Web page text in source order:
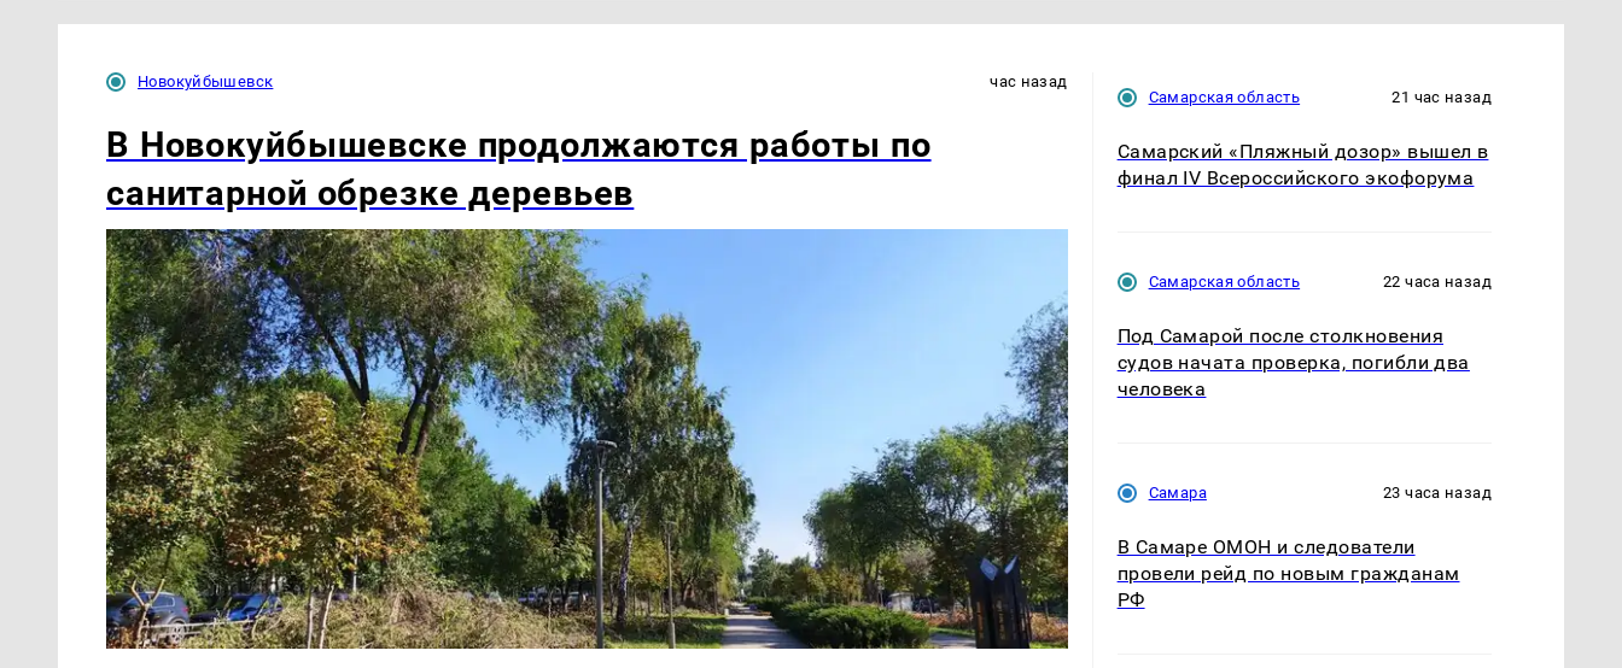
Новокуйбышевск час назад
В Новокуйбышевске продолжаются работы по
санитарной обрезке деревьев
Самарская область 21 час назад
Самарский «Пляжный дозор» вышел в
финал IV Всероссийского экофорума
Самарская область 22 часа назад
Под Самарой после столкновения
судов начата проверка, погибли два
человека
Самара 23 часа назад
В Самаре ОМОН и следователи
провели рейд по новым гражданам
РФ